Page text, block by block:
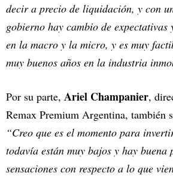
decir a precio de liquidación, y con
gobierno hay cambio de expectativas
en la macro y la micro, y es muy
muy buenos años en la industria
Por su parte, Ariel Champanier,
Remax Premium Argentina, también
“Creo que es el momento para
todavía están muy bajos y hay buena
sensaciones con respecto a lo que